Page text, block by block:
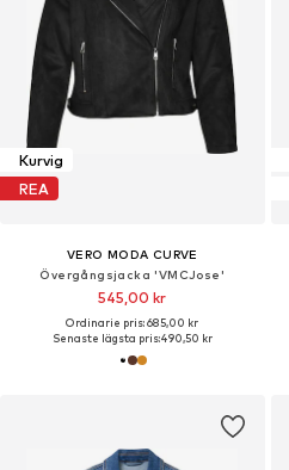
Kurvig
REA
VERO MODA CURVE
Övergångsjacka 'VMCJose'
545,00 kr
Ordinarie pris: 685,00 kr
Senaste lägsta pris:490,50 kr